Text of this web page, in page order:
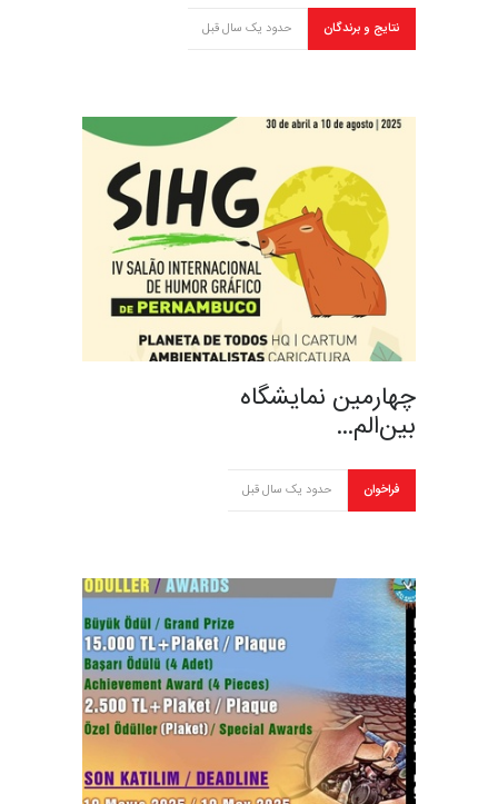
نتایج و برندگان حدود یک سال قبل
چهارمین نمایشگاه
بین‌الم…
فراخوان حدود یک سال قبل